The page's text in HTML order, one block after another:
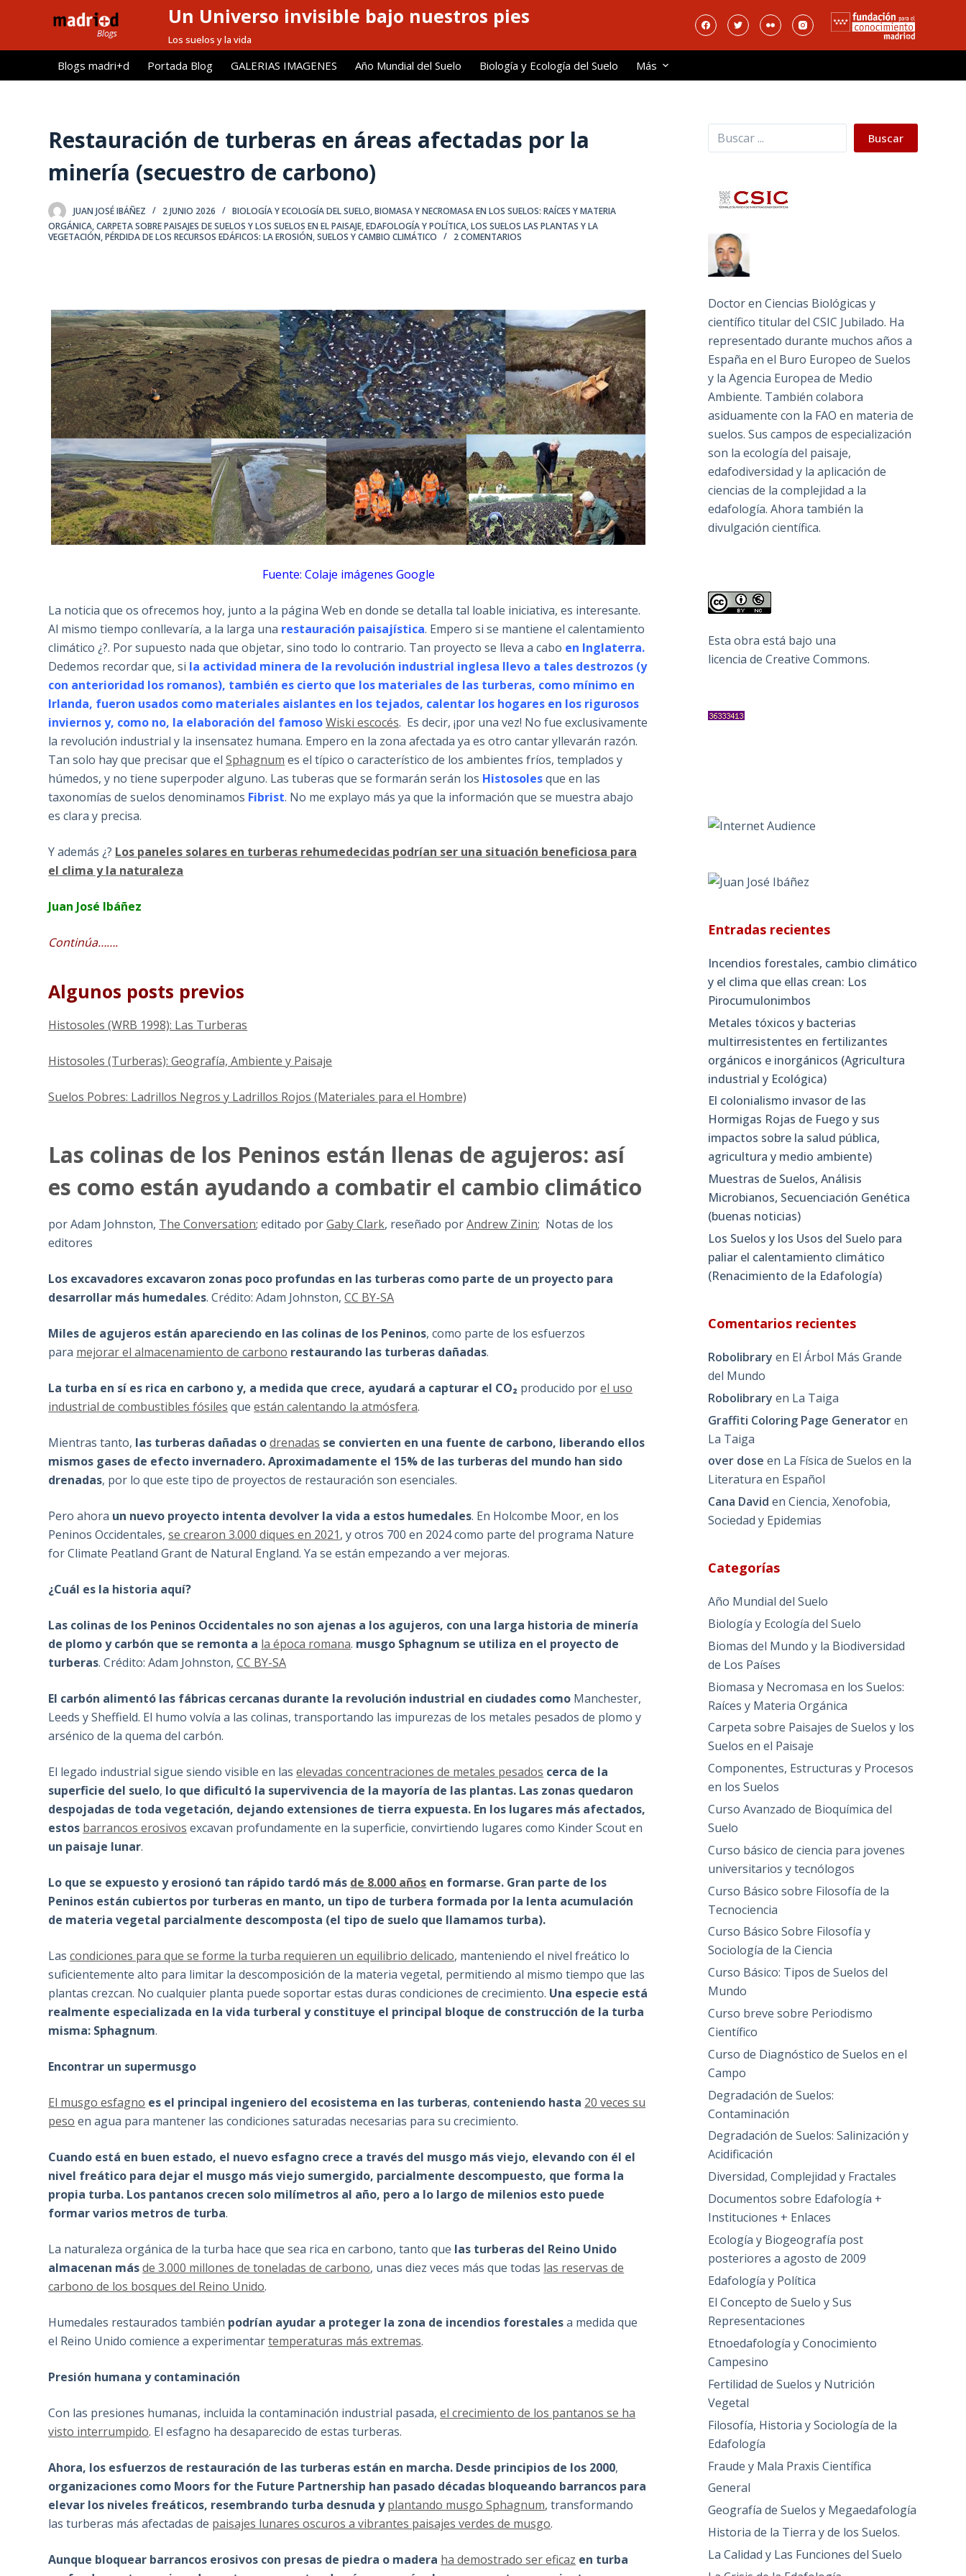
l
Un Universo invisible bajo nuestros pies
Los suelos y la vida
Blogs madri+d Portada Blog GALERIAS IMAGENES Año Mundial del Suelo Biología y Ecología del Suelo Más
Restauración de turberas en áreas afectadas por la
minería (secuestro de carbono)
JUAN JOSÉ IBÁÑEZ 2 JUNIO 2026 BIOLOGÍA Y ECOLOGÍA DEL SUELO,BIOMASA Y NECROMASA EN LOS SUELOS: RAÍCES Y MATERIA
ORGÁNICA,CARPETA SOBRE PAISAJES DE SUELOS Y LOS SUELOS EN EL PAISAJE,EDAFOLOGÍA Y POLÍTICA,LOS SUELOS LAS PLANTAS Y LA
VEGETACIÓN,PÉRDIDA DE LOS RECURSOS EDÁFICOS: LA EROSIÓN,SUELOS Y CAMBIO CLIMÁTICO 2 COMENTARIOS
Fuente: Colaje imágenes Google
La noticia que os ofrecemos hoy, junto a la página Web en donde se detalla tal loable iniciativa, es interesante.
Al mismo tiempo conllevaría, a la larga una restauración paisajística. Empero si se mantiene el calentamiento
climático ¿?. Por supuesto nada que objetar, sino todo lo contrario. Tan proyecto se lleva a cabo en Inglaterra.
Dedemos recordar que, si la actividad minera de la revolución industrial inglesa llevo a tales destrozos (y
con anterioridad los romanos), también es cierto que los materiales de las turberas, como mínimo en
Irlanda, fueron usados como materiales aislantes en los tejados, calentar los hogares en los rigurosos
inviernos y, como no, la elaboración del famosoWiski escocés. Es decir, ¡por una vez! No fue exclusivamente
la revolución industrial y la insensatez humana. Empero en la zona afectada ya es otro cantar yllevarán razón.
Tan solo hay que precisar que elSphagnum es el típico o característico de los ambientes fríos, templados y
húmedos, y no tiene superpoder alguno. Las tuberas que se formarán serán los Histosolesque en las
taxonomías de suelos denominamos Fibrist. No me explayo más ya que la información que se muestra abajo
es clara y precisa.
Y además ¿? Los paneles solares en turberas rehumedecidas podrían ser una situación beneficiosa para
el clima y la naturaleza
Juan José Ibáñez
Continúa…….
Algunos posts previos
Histosoles (WRB 1998): Las Turberas
Histosoles (Turberas): Geografía, Ambiente y Paisaje
Suelos Pobres: Ladrillos Negros y Ladrillos Rojos (Materiales para el Hombre)
Las colinas de los Peninos están llenas de agujeros: así
es como están ayudando a combatir el cambio climático
por Adam Johnston, The Conversation; editado porGaby Clark, reseñado porAndrew Zinin; Notas de los
editores
Los excavadores excavaron zonas poco profundas en las turberas como parte de un proyecto para
desarrollar más humedales. Crédito: Adam Johnston,CC BY-SA
Miles de agujeros están apareciendo en las colinas de los Peninos, como parte de los esfuerzos
para mejorar el almacenamiento de carbono restaurando las turberas dañadas.
La turba en sí es rica en carbono y, a medida que crece, ayudará a capturar el CO₂ producido porel uso
industrial de combustibles fósiles queestán calentando la atmósfera.
Mientras tanto, las turberas dañadas odrenadas se convierten en una fuente de carbono, liberando ellos
mismos gases de efecto invernadero. Aproximadamente el 15% de las turberas del mundo han sido
drenadas, por lo que este tipo de proyectos de restauración son esenciales.
Pero ahora un nuevo proyecto intenta devolver la vida a estos humedales. En Holcombe Moor, en los
Peninos Occidentales,se crearon 3.000 diques en 2021, y otros 700 en 2024 como parte del programa Nature
for Climate Peatland Grant de Natural England. Ya se están empezando a ver mejoras.
¿Cuál es la historia aquí?
Las colinas de los Peninos Occidentales no son ajenas a los agujeros, con una larga historia de minería
de plomo y carbón que se remonta a la época romana. musgo Sphagnum se utiliza en el proyecto de
turberas. Crédito: Adam Johnston,CC BY-SA
El carbón alimentó las fábricas cercanas durante la revolución industrial en ciudades como Manchester,
Leeds y Sheffield. El humo volvía a las colinas, transportando las impurezas de los metales pesados de plomo y
arsénico de la quema del carbón.
El legado industrial sigue siendo visible en laselevadas concentraciones de metales pesados cerca de la
superficie del suelo, lo que dificultó la supervivencia de la mayoría de las plantas. Las zonas quedaron
despojadas de toda vegetación, dejando extensiones de tierra expuesta. En los lugares más afectados,
estos barrancos erosivos excavan profundamente en la superficie, convirtiendo lugares como Kinder Scout en
un paisaje lunar.
Lo que se expuesto y erosionó tan rápido tardó más de 8.000 años en formarse. Gran parte de los
Peninos están cubiertos por turberas en manto, un tipo de turbera formada por la lenta acumulación
de materia vegetal parcialmente descomposta (el tipo de suelo que llamamos turba).
Lascondiciones para que se forme la turba requieren un equilibrio delicado, manteniendo el nivel freático lo
suficientemente alto para limitar la descomposición de la materia vegetal, permitiendo al mismo tiempo que las
plantas crezcan. No cualquier planta puede soportar estas duras condiciones de crecimiento. Una especie está
realmente especializada en la vida turberal y constituye el principal bloque de construcción de la turba
misma: Sphagnum.
Encontrar un supermusgo
El musgo esfagno es el principal ingeniero del ecosistema en las turberas, conteniendo hasta 20 veces su
peso en agua para mantener las condiciones saturadas necesarias para su crecimiento.
Cuando está en buen estado, el nuevo esfagno crece a través del musgo más viejo, elevando con él el
nivel freático para dejar el musgo más viejo sumergido, parcialmente descompuesto, que forma la
propia turba. Los pantanos crecen solo milímetros al año, pero a lo largo de milenios esto puede
formar varios metros de turba.
La naturaleza orgánica de la turba hace que sea rica en carbono, tanto que las turberas del Reino Unido
almacenan másde 3.000 millones de toneladas de carbono, unas diez veces más que todas las reservas de
carbono de los bosques del Reino Unido.
Humedales restaurados también podrían ayudar a proteger la zona de incendios forestalesa medida que
el Reino Unido comience a experimentartemperaturas más extremas.
Presión humana y contaminación
Con las presiones humanas, incluida la contaminación industrial pasada,el crecimiento de los pantanos se ha
visto interrumpido. El esfagno ha desaparecido de estas turberas.
Ahora, los esfuerzos de restauración de las turberas están en marcha. Desde principios de los 2000,
organizaciones como Moors for the Future Partnership han pasado décadas bloqueando barrancos para
elevar los niveles freáticos, resembrando turba desnuda y plantando musgo Sphagnum, transformando
las turberas más afectadas de paisajes lunares oscuros a vibrantes paisajes verdes de musgo.
Aunque bloquear barrancos erosivos con presas de piedra o madera ha demostrado ser eficaz en turba
Buscar Buscar
Doctor en Ciencias Biológicas y
científico titular del CSIC Jubilado. Ha
representado durante muchos años a
España en el Buro Europeo de Suelos
y la Agencia Europea de Medio
Ambiente. También colabora
asiduamente con la FAO en materia de
suelos. Sus campos de especialización
son la ecología del paisaje,
edafodiversidad y la aplicación de
ciencias de la complejidad a la
edafología. Ahora también la
divulgación científica.
Esta obra está bajo una
licencia de Creative Commons.
Entradas recientes
Incendios forestales, cambio climático
y el clima que ellas crean: Los
Pirocumulonimbos
Metales tóxicos y bacterias
multirresistentes en fertilizantes
orgánicos e inorgánicos (Agricultura
industrial y Ecológica)
El colonialismo invasor de las
Hormigas Rojas de Fuego y sus
impactos sobre la salud pública,
agricultura y medio ambiente)
Muestras de Suelos, Análisis
Microbianos, Secuenciación Genética
(buenas noticias)
Los Suelos y los Usos del Suelo para
paliar el calentamiento climático
(Renacimiento de la Edafología)
Comentarios recientes
Robolibrary en El Árbol Más Grande
del Mundo
Robolibrary en La Taiga
Graffiti Coloring Page Generatoren
La Taiga
over dose en La Física de Suelos en la
Literatura en Español
Cana David enCiencia, Xenofobia,
Sociedad y Epidemias
Categorías
Año Mundial del Suelo
Biología y Ecología del Suelo
Biomas del Mundo y la Biodiversidad
de Los Países
Biomasa y Necromasa en los Suelos:
Raíces y Materia Orgánica
Carpeta sobre Paisajes de Suelos y los
Suelos en el Paisaje
Componentes, Estructuras y Procesos
en los Suelos
Curso Avanzado de Bioquímica del
Suelo
Curso básico de ciencia para jovenes
universitarios y tecnólogos
Curso Básico sobre Filosofía de la
Tecnociencia
Curso Básico Sobre Filosofía y
Sociología de la Ciencia
Curso Básico: Tipos de Suelos del
Mundo
Curso breve sobre Periodismo
Científico
Curso de Diagnóstico de Suelos en el
Campo
Degradación de Suelos:
Contaminación
Degradación de Suelos: Salinización y
Acidificación
Diversidad, Complejidad y Fractales
Documentos sobre Edafología +
Instituciones + Enlaces
Ecología y Biogeografía post
posteriores a agosto de 2009
Edafología y Política
El Concepto de Suelo y Sus
Representaciones
Etnoedafología y Conocimiento
Campesino
Fertilidad de Suelos y Nutrición
Vegetal
Filosofía, Historia y Sociología de la
Edafología
Fraude y Mala Praxis Científica
General
Geografía de Suelos y Megaedafología
Historia de la Tierra y de los Suelos.
La Calidad y Las Funciones del Suelo